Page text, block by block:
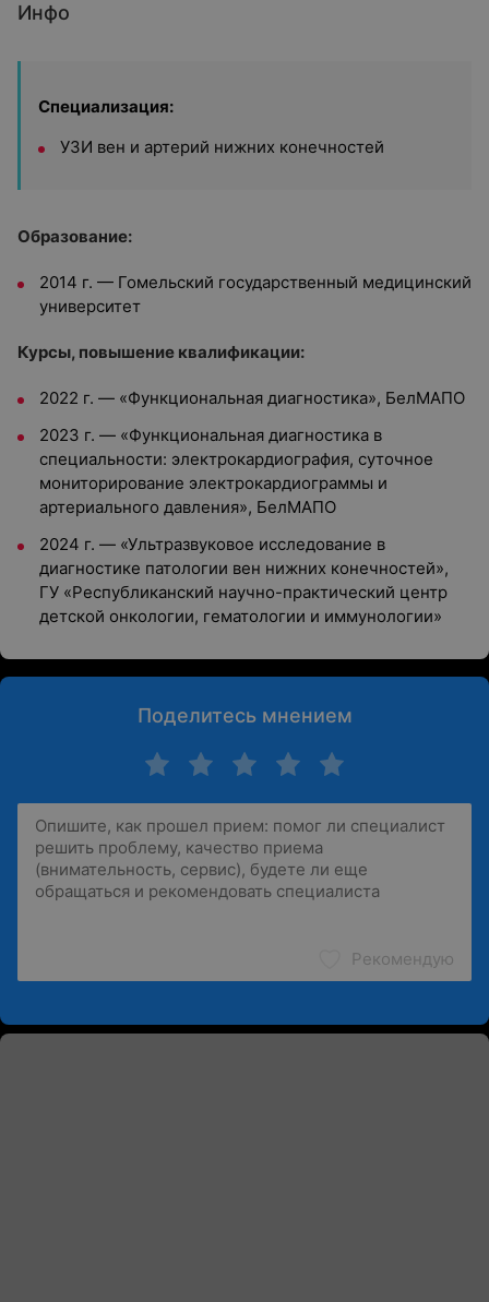
Инфо
Специализация:
УЗИ вен и артерий нижних конечностей
Образование:
2014 г. — Гомельский государственный медицинский
университет
Курсы, повышение квалификации:
2022 г. — «Функциональная диагностика», БелМАПО
2023 г. — «Функциональная диагностика в
специальности: электрокардиография, суточное
мониторирование электрокардиограммы и
артериального давления», БелМАПО
2024 г. — «Ультразвуковое исследование в
диагностике патологии вен нижних конечностей»,
ГУ «Республиканский научно-практический центр
детской онкологии, гематологии и иммунологии»
Поделитесь мнением
Рекомендую